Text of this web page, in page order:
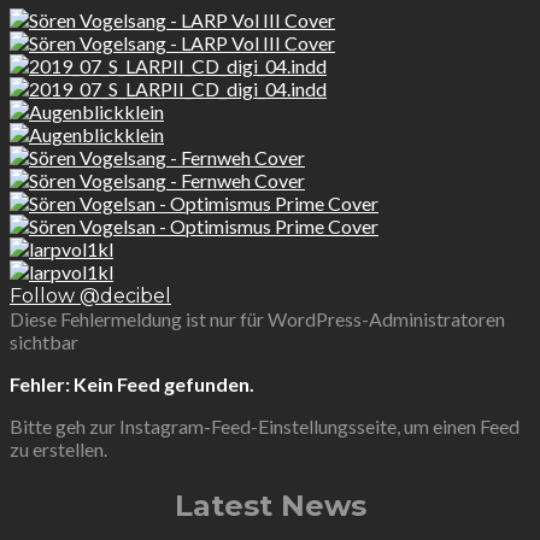
Follow @decibel
Diese Fehlermeldung ist nur für WordPress-Administratoren
sichtbar
Fehler: Kein Feed gefunden.
Bitte geh zur Instagram-Feed-Einstellungsseite, um einen Feed
zu erstellen.
Latest News